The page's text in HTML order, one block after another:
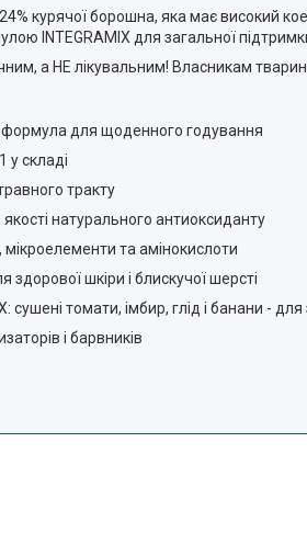
курячої борошна, яка має високий
INTEGRAMIX для загальної
а НЕ лікувальним! Власникам
для щоденного годування
у складі
тракту
натурального антиоксиданту
мікроелементи та амінокислоти
шкіри і блискучої шерсті
сушені томати, імбир, глід і банани -
і барвників